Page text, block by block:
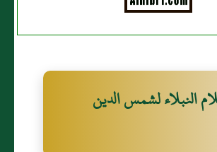
النبلاء لشمس الدين